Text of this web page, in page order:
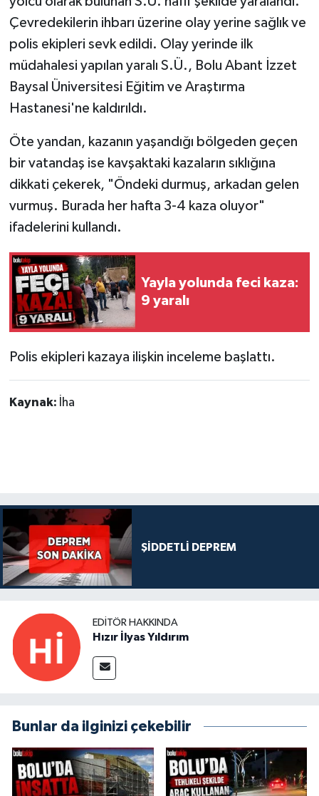
Çevredekilerin ihbarı üzerine olay yerine sağlık ve
polis ekipleri sevk edildi. Olay yerinde ilk
müdahalesi yapılan yaralı S.Ü., Bolu Abant İzzet
Baysal Üniversitesi Eğitim ve Araştırma
Hastanesi'ne kaldırıldı.
Öte yandan, kazanın yaşandığı bölgeden geçen
bir vatandaş ise kavşaktaki kazaların sıklığına
dikkati çekerek, "Öndeki durmuş, arkadan gelen
vurmuş. Burada her hafta 3-4 kaza oluyor"
ifadelerini kullandı.
Yayla yolunda feci kaza:
9 yaralı
Polis ekipleri kazaya ilişkin inceleme başlattı.
Kaynak: İha
ŞİDDETLİ DEPREM
EDITÖR HAKKINDA
Hızır İlyas Yıldırım
Bunlar da ilginizi çekebilir